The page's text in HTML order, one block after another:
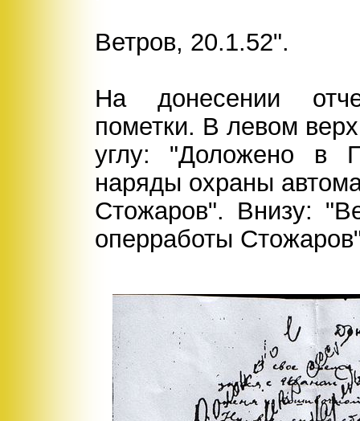
Ветров, 20.1.52".
На донесении
пометки. В левом
углу: "Доложено в
наряды охраны
Стожаров". Внизу:
оперработы